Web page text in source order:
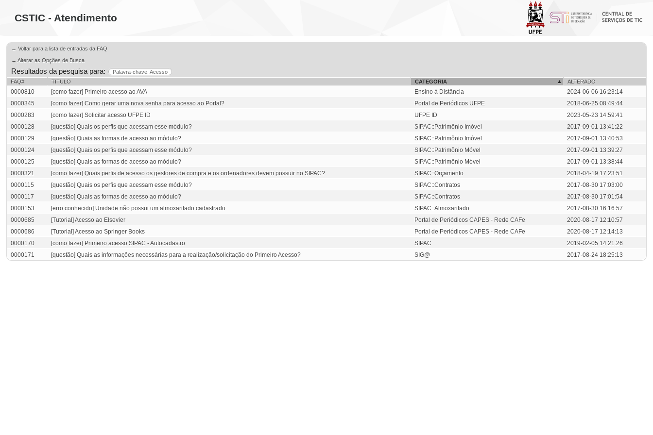
CSTIC - Atendimento
← Voltar para a lista de entradas da FAQ
← Alterar as Opções de Busca
Resultados da pesquisa para:
Palavra-chave: Acesso
FAQ#
TITULO CATEGORIA ALTERADO
0000810 [como fazer] Primeiro acesso ao AVA Ensino à Distância
2024-06-06 16:23:14
0000345
[como fazer] Como gerar uma nova senha para acesso ao Portal? Portal de Periódicos UFPE
2018-06-25 08:49:44
0000283
[como fazer] Solicitar acesso UFPE ID UFPE ID
2023-05-23 14:59:41
0000128
[questão] Quais os perfis que acessam esse módulo? SIPAC::Patrimônio Imóvel
2017-09-01 13:41:22
0000129
[questão] Quais as formas de acesso ao módulo? SIPAC::Patrimônio Imóvel
2017-09-01 13:40:53
0000124
[questão] Quais os perfis que acessam esse módulo? SIPAC::Patrimônio Móvel
2017-09-01 13:39:27
0000125
[questão] Quais as formas de acesso ao módulo? SIPAC::Patrimônio Móvel
2017-09-01 13:38:44
0000321
[como fazer] Quais perfis de acesso os gestores de compra e os ordenadores devem possuir no SIPAC? SIPAC::Orçamento
2018-04-19 17:23:51
0000115
[questão] Quais os perfis que acessam esse módulo? SIPAC::Contratos
2017-08-30 17:03:00
0000117
[questão] Quais as formas de acesso ao módulo? SIPAC::Contratos
2017-08-30 17:01:54
0000153
[erro conhecido] Unidade não possui um almoxarifado cadastrado SIPAC::Almoxarifado
2017-08-30 16:16:57
0000685
[Tutorial] Acesso ao Elsevier Portal de Periódicos CAPES - Rede CAFe
2020-08-17 12:10:57
0000686
[Tutorial] Acesso ao Springer Books Portal de Periódicos CAPES - Rede CAFe
2020-08-17 12:14:13
0000170
[como fazer] Primeiro acesso SIPAC - Autocadastro SIPAC
2019-02-05 14:21:26
0000171
[questão] Quais as informações necessárias para a realização/solicitação do Primeiro Acesso? SIG@ 2017-08-24 18:25:13